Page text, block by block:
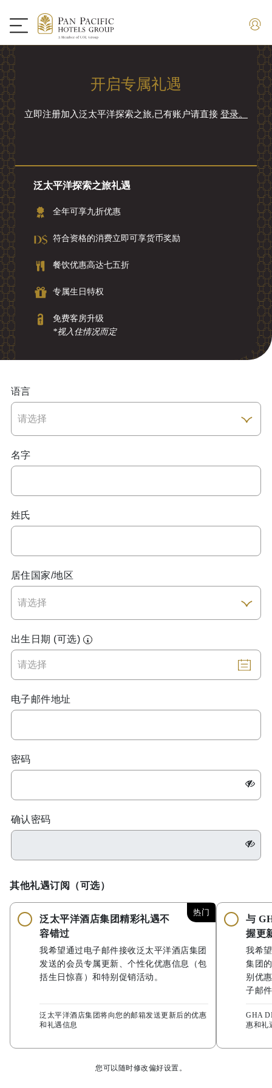
开启专属礼遇
立即注册加入泛太平洋探索之旅,已有账户请直接 登录。
泛太平洋探索之旅礼遇
全年可享九折优惠
符合资格的消费立即可享货币奖励
餐饮优惠高达七五折
专属生日特权
免费客房升级
*视入住情况而定
语言
名字
姓氏
居住国家/地区
出生日期 (可选)
电子邮件地址
密码
确认密码
其他礼遇订阅（可选）
热门
泛太平洋酒店集团精彩礼遇不
容错过
我希望通过电子邮件接收泛太平洋酒店集团
发送的会员专属更新、个性化优惠信息（包
括生日惊喜）和特别促销活动。
泛太平洋酒店集团将向您的邮箱发送更新后的优惠
和礼遇信息
与
握更
我希
集团
别优
子邮
GHA
惠和礼
您可以随时修改偏好设置。